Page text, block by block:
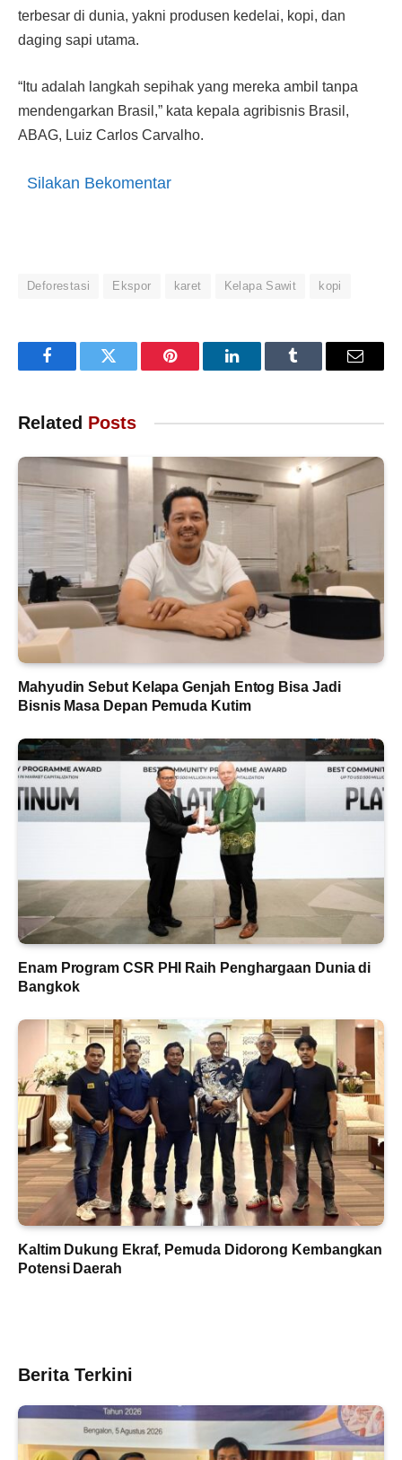
terbesar di dunia, yakni produsen kedelai, kopi, dan
daging sapi utama.
“Itu adalah langkah sepihak yang mereka ambil tanpa
mendengarkan Brasil,” kata kepala agribisnis Brasil,
ABAG, Luiz Carlos Carvalho.
Silakan Bekomentar
Deforestasi Ekspor karet Kelapa Sawit kopi
FacebookTwitter Pinterest LinkedInTumblr Email
Related Posts
Mahyudin Sebut Kelapa Genjah Entog Bisa Jadi
Bisnis Masa Depan Pemuda Kutim
Enam Program CSR PHI Raih Penghargaan Dunia di
Bangkok
Kaltim Dukung Ekraf, Pemuda Didorong Kembangkan
Potensi Daerah
Berita Terkini